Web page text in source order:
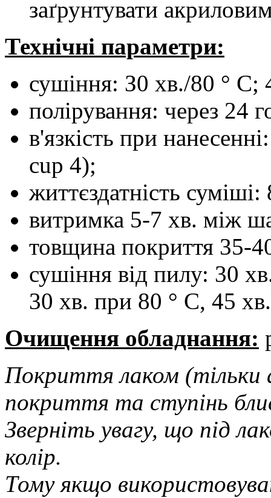
заґрунтувати
Технічні параметри:
сушіння: З0 хв./80 ° С;
полірування: через 24
в'язкість при
cup 4);
життєздатність
витримка 5-7 хв. між
товщина покриття 35-
сушіння від пилу: 30
30 хв. при 80 ° С, 45
Очищення обладнання:
Покриття лаком (тільки
покриття та ступінь
Зверніть увагу, що під
колір.
​Тому якщо